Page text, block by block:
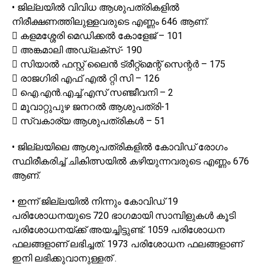
• ജില്ലയിൽ വിവിധ ആശുപത്രികളിൽ
നിരീക്ഷണത്തിലുള്ളവരുടെ എണ്ണം 646 ആണ്.
 കളമശ്ശേരി മെഡിക്കൽ കോളേജ് – 101
 അങ്കമാലി അഡ്ലക്സ്- 190
 സിയാൽ ഫസ്റ്റ് ലൈൻ ട്രീറ്റ്മെന്റ് സെന്റർ – 175
 രാജഗിരി എഫ് എൽ റ്റി സി – 126
 ഐ.എൻ.എച്ച്.എസ് സഞ്ജീവനി – 2
 മൂവാറ്റുപുഴ ജനറൽ ആശുപത്രി-1
 സ്വകാര്യ ആശുപത്രികൾ – 51
• ജില്ലയിലെ ആശുപത്രികളിൽ കോവിഡ് രോഗം
സ്ഥിരീകരിച്ച് ചികിത്സയിൽ കഴിയുന്നവരുടെ എണ്ണം 676
ആണ്.
• ഇന്ന് ജില്ലയിൽ നിന്നും കോവിഡ് 19
പരിശോധനയുടെ 720 ഭാഗമായി സാമ്പിളുകൾ കൂടി
പരിശോധനയ്ക്ക് അയച്ചിട്ടുണ്ട്. 1059 പരിശോധന
ഫലങ്ങളാണ് ലഭിച്ചത്. 1973 പരിശോധന ഫലങ്ങളാണ്
ഇനി ലഭിക്കുവാനുള്ളത് .